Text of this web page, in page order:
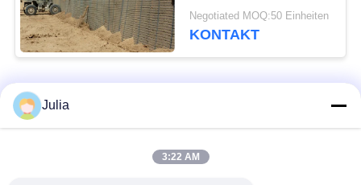
Gavanized
Negotiated MOQ:50 Einheiten
KONTAKT
Beliebte Kategorien Alle
Militärsperre
Julia
3:22 AM